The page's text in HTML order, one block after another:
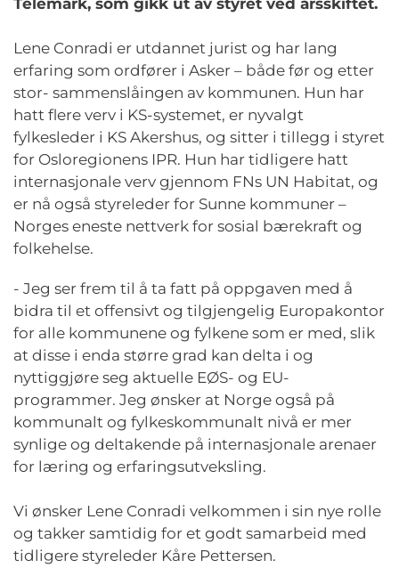
Lene Conradi er utdannet jurist og har lang
erfaring som ordfører i Asker – både før og etter
stor- sammenslåingen av kommunen. Hun har
hatt flere verv i KS-systemet, er nyvalgt
fylkesleder i KS Akershus, og sitter i tillegg i styret
for Osloregionens IPR. Hun har tidligere hatt
internasjonale verv gjennom FNs UN Habitat, og
er nå også styreleder for Sunne kommuner –
Norges eneste nettverk for sosial bærekraft og
folkehelse.
- Jeg ser frem til å ta fatt på oppgaven med å
bidra til et offensivt og tilgjengelig Europakontor
for alle kommunene og fylkene som er med, slik
at disse i enda større grad kan delta i og
nyttiggjøre seg aktuelle EØS- og EU-
programmer. Jeg ønsker at Norge også på
kommunalt og fylkeskommunalt nivå er mer
synlige og deltakende på internasjonale arenaer
for læring og erfaringsutveksling.
Vi ønsker Lene Conradi velkommen i sin nye rolle
og takker samtidig for et godt samarbeid med
tidligere styreleder Kåre Pettersen.